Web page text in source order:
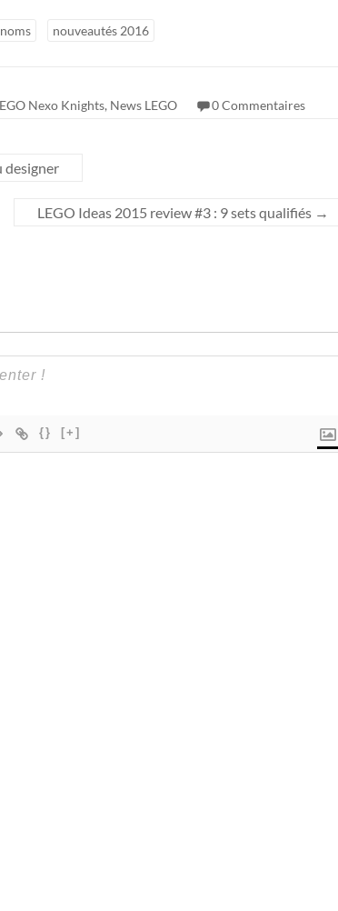
noms nouveautés 2016
Nexo Knights, News LEGO 0 Commentaires
designer
LEGO Ideas 2015 review #3 : 9 sets qualifiés →
{} [+]